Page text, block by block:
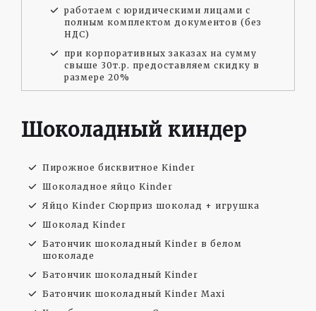
Шоколадный киндер
Пирожное бисквитное Kinder
Шоколадное яйцо Kinder
Яйцо Kinder Сюрприз шоколад + игрушка
Шоколад Kinder
Батончик шоколадный Kinder в белом
шоколаде
Батончик шоколадный Kinder
Батончик шоколадный Kinder Maxi
работаем с юридическими лицами с
полным комплектом документов (без
НДС)
при корпоративных заказах на сумму
свыше 30т.р. предоставляем скидку в
размере 20%